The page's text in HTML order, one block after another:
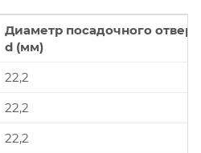
Диаметр посадочного
d (мм)
22,2
22,2
22,2